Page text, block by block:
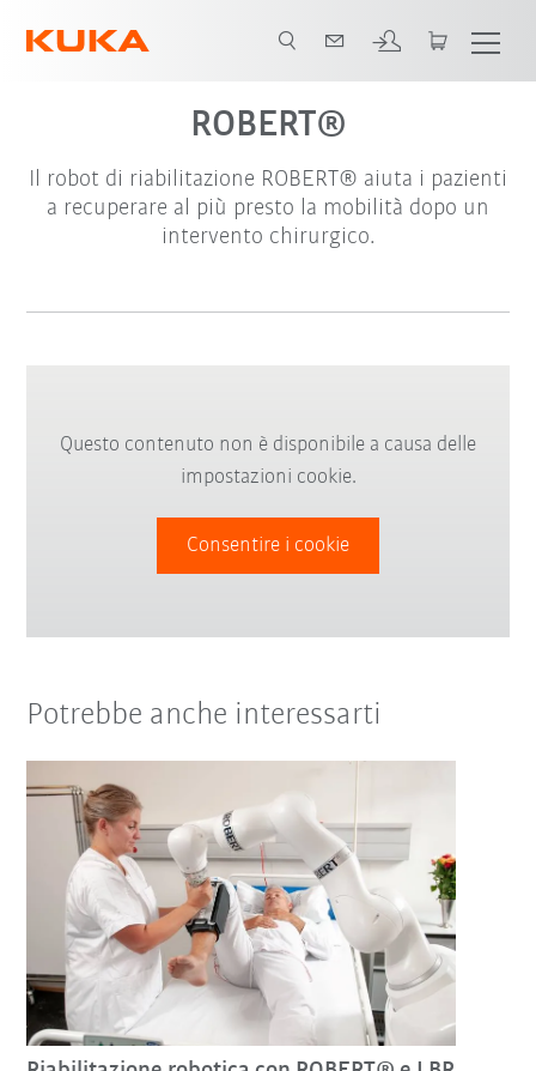
ROBERT®
Il robot di riabilitazione ROBERT® aiuta i pazienti
a recuperare al più presto la mobilità dopo un
intervento chirurgico.
Questo contenuto non è disponibile a causa delle
impostazioni cookie.
Consentire i cookie
Potrebbe anche interessarti